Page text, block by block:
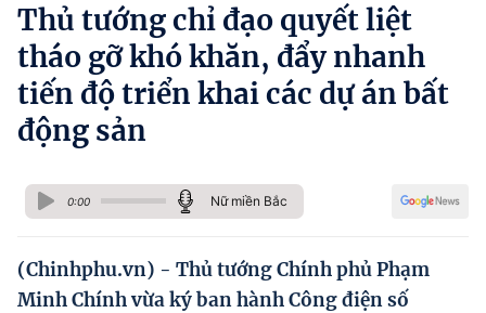
Tham vấn chính sách
Người dân góp ý
Doanh nghiệp hiến kế
Hướng dẫn thực hiện chính sách
Phát triển kinh tế tư nhân và doanh nghiệp dân tộc
Ocop và chuỗi giá trị Nông sản
Thủ tướng chỉ đạo quyết liệt
tháo gỡ khó khăn, đẩy nhanh
tiến độ triển khai các dự án bất
động sản
0:00 Nữ miền Bắc
(Chinhphu.vn) - Thủ tướng Chính phủ Phạm
Minh Chính vừa ký ban hành Công điện số